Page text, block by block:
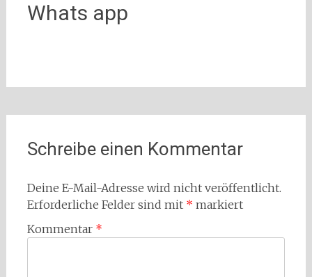
Whats app
Schreibe einen Kommentar
Deine E-Mail-Adresse wird nicht veröffentlicht.
Erforderliche Felder sind mit * markiert
Kommentar *